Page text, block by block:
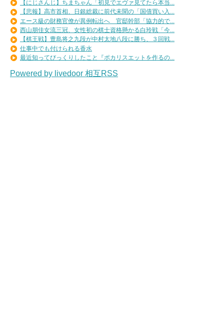
【にじさんじ】ちまちゃん「初見でエヴァ見てたら本当...
【悲報】高市首相、日銀総裁に前代未聞の「国債買い入...
エース級の財務官僚が異例転出へ 官邸幹部「協力的で...
西山朋佳女流三冠、女性初の棋士資格懸かる白玲戦「今...
【棋王戦】豊島将之九段が中村太地八段に勝ち、３回戦...
仕事中でも付けられる香水
最近知ってびっくりしたこと『ポカリスエットを作るの...
Powered by livedoor 相互RSS